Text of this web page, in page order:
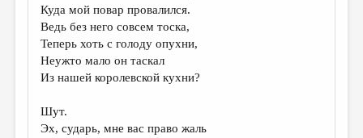
Куда мой повар провалился.
Ведь без него совсем тоска,
Теперь хоть с голоду опухни,
Неужто мало он таскал
Из нашей королевской кухни?
Шут.
Эх, сударь, мне вас право жаль